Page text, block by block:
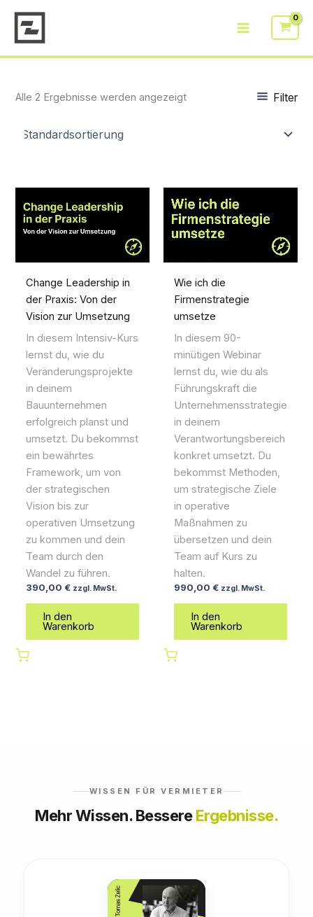
Inhalt
springen
Alle 2 Ergebnisse werden angezeigt Filter
Change Leadership in
der Praxis: Von der
Vision zur Umsetzung
In diesem Intensiv-Kurs
lernst du, wie du
Veränderungsprojekte
in deinem
Bauunternehmen
erfolgreich planst und
umsetzt. Du bekommst
ein bewährtes
Framework, um von
der strategischen
Vision bis zur
operativen Umsetzung
zu kommen und dein
Team durch den
Wandel zu führen.
390,00 € zzgl. MwSt.
In den
Warenkorb
Wie ich die
Firmenstrategie
umsetze
In diesem 90-
minütigen Webinar
lernst du, wie du als
Führungskraft die
Unternehmensstrategie
in deinem
Verantwortungsbereich
konkret umsetzt. Du
bekommst Methoden,
um strategische Ziele
in operative
Maßnahmen zu
übersetzen und dein
Team auf Kurs zu
halten.
990,00 € zzgl. MwSt.
In den
Warenkorb
WISSEN FÜR VERMIETER
Mehr Wissen. BessereErgebnisse.